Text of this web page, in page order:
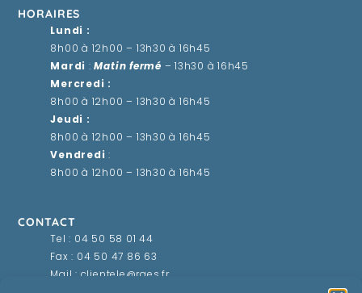
HORAIRES
Lundi :
8h00 à 12h00 – 13h30 à 16h45
Mardi :Matin fermé – 13h30 à 16h45
Mercredi :
8h00 à 12h00 – 13h30 à 16h45
Jeudi :
8h00 à 12h00 – 13h30 à 16h45
Vendredi:
8h00 à 12h00 – 13h30 à 16h45
CONTACT
Tel : 04 50 58 01 44
Fax : 04 50 47 86 63
Mail : clientele@rges.fr